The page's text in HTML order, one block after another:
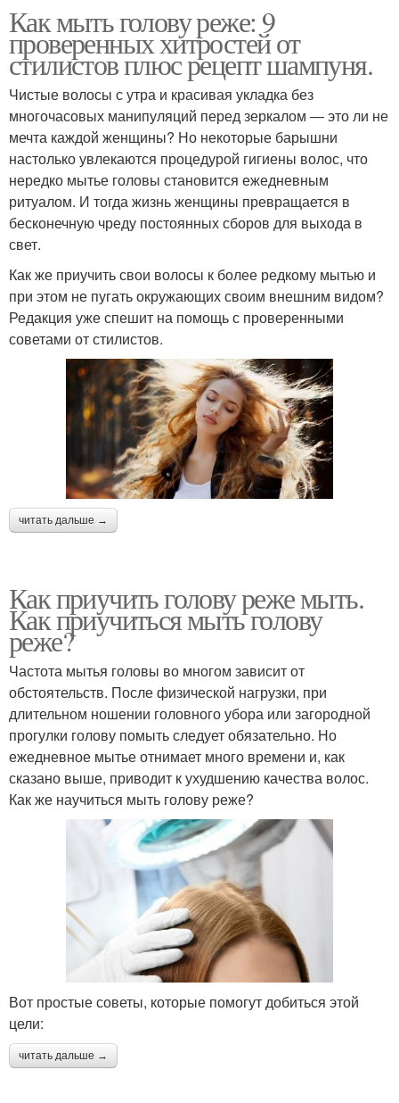
Как мыть голову реже: 9
проверенных хитростей от
стилистов плюс рецепт шампуня.
Чистые волосы с утра и красивая укладка без
многочасовых манипуляций перед зеркалом — это ли не
мечта каждой женщины? Но некоторые барышни
настолько увлекаются процедурой гигиены волос, что
нередко мытье головы становится ежедневным
ритуалом. И тогда жизнь женщины превращается в
бесконечную чреду постоянных сборов для выхода в
свет.
Как же приучить свои волосы к более редкому мытью и
при этом не пугать окружающих своим внешним видом?
Редакция уже спешит на помощь с проверенными
советами от стилистов.
читать дальше →
Как приучить голову реже мыть.
Как приучиться мыть голову
реже?
Частота мытья головы во многом зависит от
обстоятельств. После физической нагрузки, при
длительном ношении головного убора или загородной
прогулки голову помыть следует обязательно. Но
ежедневное мытье отнимает много времени и, как
сказано выше, приводит к ухудшению качества волос.
Как же научиться мыть голову реже?
Вот простые советы, которые помогут добиться этой
цели:
читать дальше →